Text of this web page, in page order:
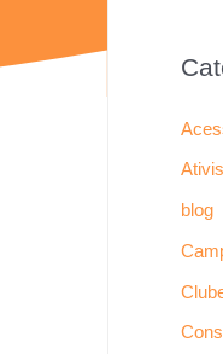
blog